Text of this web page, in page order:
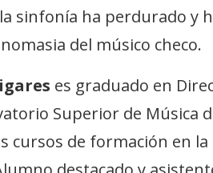
sinfonía ha perdurado y
del músico checo.
es graduado en
Superior de Música
cursos de formación en